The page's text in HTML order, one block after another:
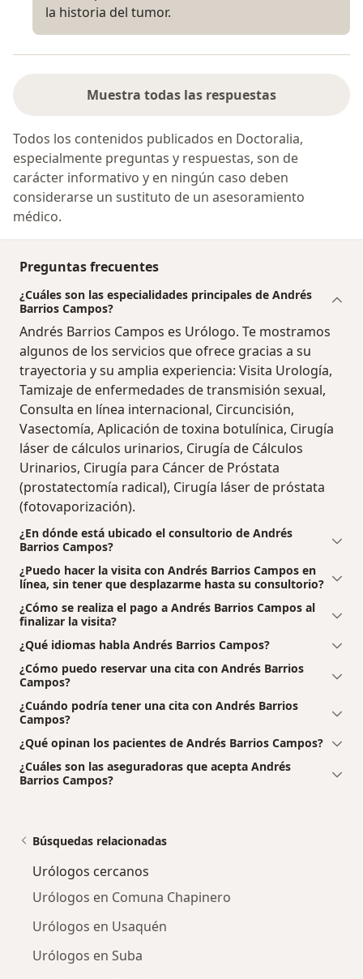
la historia del tumor.
Muestra todas las respuestas
Todos los contenidos publicados en Doctoralia,
especialmente preguntas y respuestas, son de
carácter informativo y en ningún caso deben
considerarse un sustituto de un asesoramiento
médico.
Preguntas frecuentes
¿Cuáles son las especialidades principales de Andrés
Barrios Campos?
Andrés Barrios Campos es Urólogo. Te mostramos
algunos de los servicios que ofrece gracias a su
trayectoria y su amplia experiencia: Visita Urología,
Tamizaje de enfermedades de transmisión sexual,
Consulta en línea internacional, Circuncisión,
Vasectomía, Aplicación de toxina botulínica, Cirugía
láser de cálculos urinarios, Cirugía de Cálculos
Urinarios, Cirugía para Cáncer de Próstata
(prostatectomía radical), Cirugía láser de próstata
(fotovaporización).
¿En dónde está ubicado el consultorio de Andrés
Barrios Campos?
¿Puedo hacer la visita con Andrés Barrios Campos en
línea, sin tener que desplazarme hasta su consultorio?
¿Cómo se realiza el pago a Andrés Barrios Campos al
finalizar la visita?
¿Qué idiomas habla Andrés Barrios Campos?
¿Cómo puedo reservar una cita con Andrés Barrios
Campos?
¿Cuándo podría tener una cita con Andrés Barrios
Campos?
¿Qué opinan los pacientes de Andrés Barrios Campos?
¿Cuáles son las aseguradoras que acepta Andrés
Barrios Campos?
Búsquedas relacionadas
Urólogos cercanos
Urólogos en Comuna Chapinero
Urólogos en Usaquén
Urólogos en Suba